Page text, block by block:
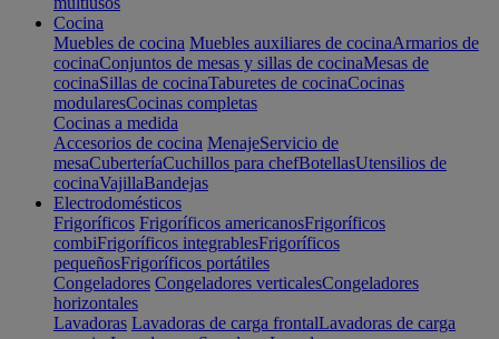
Cocina
Muebles de cocina Muebles auxiliares de cocinaArmarios de
cocinaConjuntos de mesas y sillas de cocinaMesas de
cocinaSillas de cocinaTaburetes de cocinaCocinas
modularesCocinas completas
Cocinas a medida
Accesorios de cocina MenajeServicio de
mesaCuberteríaCuchillos para chefBotellasUtensilios de
cocinaVajillaBandejas
Electrodomésticos
Frigoríficos Frigoríficos americanosFrigoríficos
combiFrigoríficos integrablesFrigoríficos
pequeñosFrigoríficos portátiles
Congeladores Congeladores verticalesCongeladores
horizontales
Lavadoras Lavadoras de carga frontalLavadoras de carga